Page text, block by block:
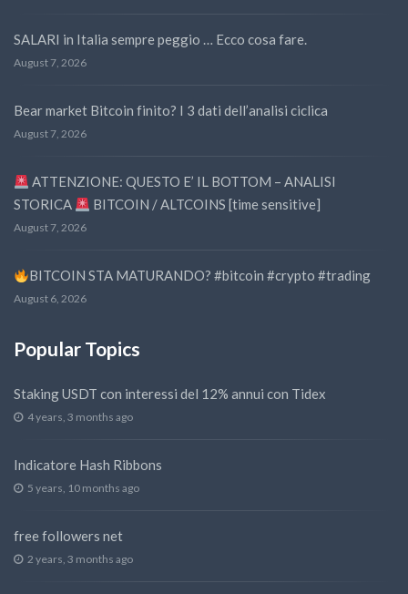
SALARI in Italia sempre peggio … Ecco cosa fare.
August 7, 2026
Bear market Bitcoin finito? I 3 dati dell’analisi ciclica
August 7, 2026
ATTENZIONE: QUESTO E’ IL BOTTOM – ANALISI
STORICA
BITCOIN / ALTCOINS [time sensitive]
August 7, 2026
BITCOIN STA MATURANDO? #bitcoin #crypto #trading
August 6, 2026
Popular Topics
Staking USDT con interessi del 12% annui con Tidex
4 years, 3 months ago
Indicatore Hash Ribbons
5 years, 10 months ago
free followers net
2 years, 3 months ago